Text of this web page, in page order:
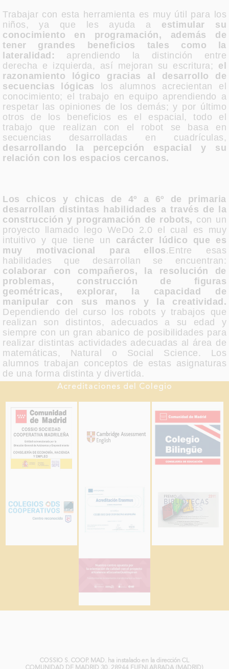
Trabajar con esta herramienta es muy útil para los
niños, ya que les ayuda a estimular su
conocimiento en programación, además de
tener grandes beneficios tales como la
lateralidad: aprendiendo la distinción entre
derecha e izquierda, así mejoran su escritura; el
razonamiento lógico gracias al desarrollo de
secuencias lógicas los alumnos acrecientan el
conocimiento; el trabajo en equipo aprendiendo a
respetar las opiniones de los demás; y por último
otros de los beneficios es el espacial, todo el
trabajo que realizan con el robot se basa en
secuencias desarrolladas en cuadrículas,
desarrollando la percepción espacial y su
relación con los espacios cercanos.
Los chicos y chicas de 4º a 6º de primaria
desarrollan distintas habilidades a través de la
construcción y programación de robots, con un
proyecto llamado lego WeDo 2.0 el cual es muy
intuitivo y que tiene un carácter lúdico que es
muy motivacional para ellos .Entre esas
habilidades que desarrollan se encuentran:
colaborar con compañeros, la resolución de
problemas, construcción de figuras
geométricas, explorar, la capacidad de
manipular con sus manos y la creatividad.
Dependiendo del curso los robots y trabajos que
realizan son distintos, adecuados a su edad y
siempre con un gran abanico de posibilidades para
realizar distintas actividades adecuadas al área de
matemáticas, Natural o Social Science. Los
alumnos trabajan conceptos de estas asignaturas
de una forma distinta y divertida.
Acreditaciones del Colegio
COSSIO S. COOP. MAD. ha instalado en la dirección CL
COMUNIDAD DE MADRID 30, 28944 FUENLABRADA (MADRID)